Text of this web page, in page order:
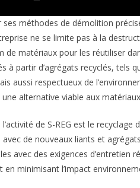
ses méthodes de démolition
ne se limite pas à la
de matériaux pour les réutiliser
à partir d’agrégats recyclés, tels
aussi respectueux de
alternative viable aux
de S-REG est le
avec de nouveaux liants et
avec des exigences d’entretien
minimisant l’impact